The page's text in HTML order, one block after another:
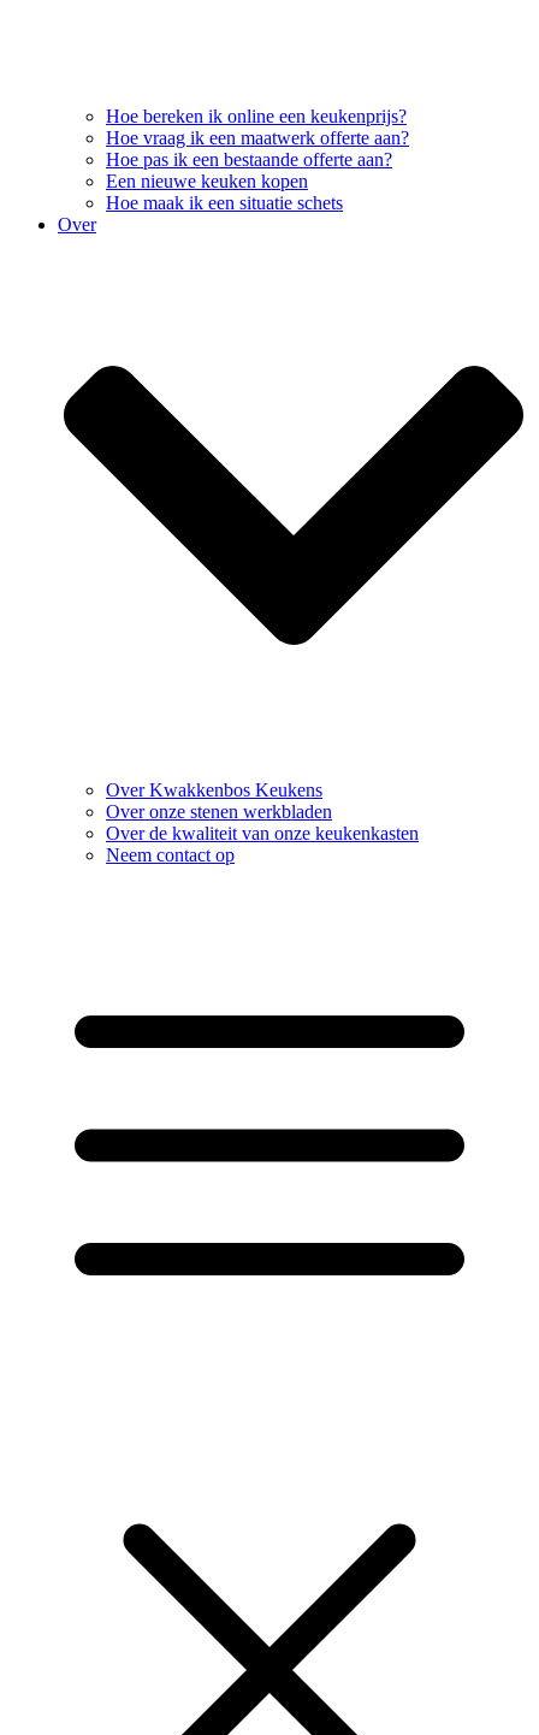
Hoe bereken ik online een keukenprijs?
Hoe vraag ik een maatwerk offerte aan?
Hoe pas ik een bestaande offerte aan?
Een nieuwe keuken kopen
Hoe maak ik een situatie schets
Over
Over Kwakkenbos Keukens
Over onze stenen werkbladen
Over de kwaliteit van onze keukenkasten
Neem contact op